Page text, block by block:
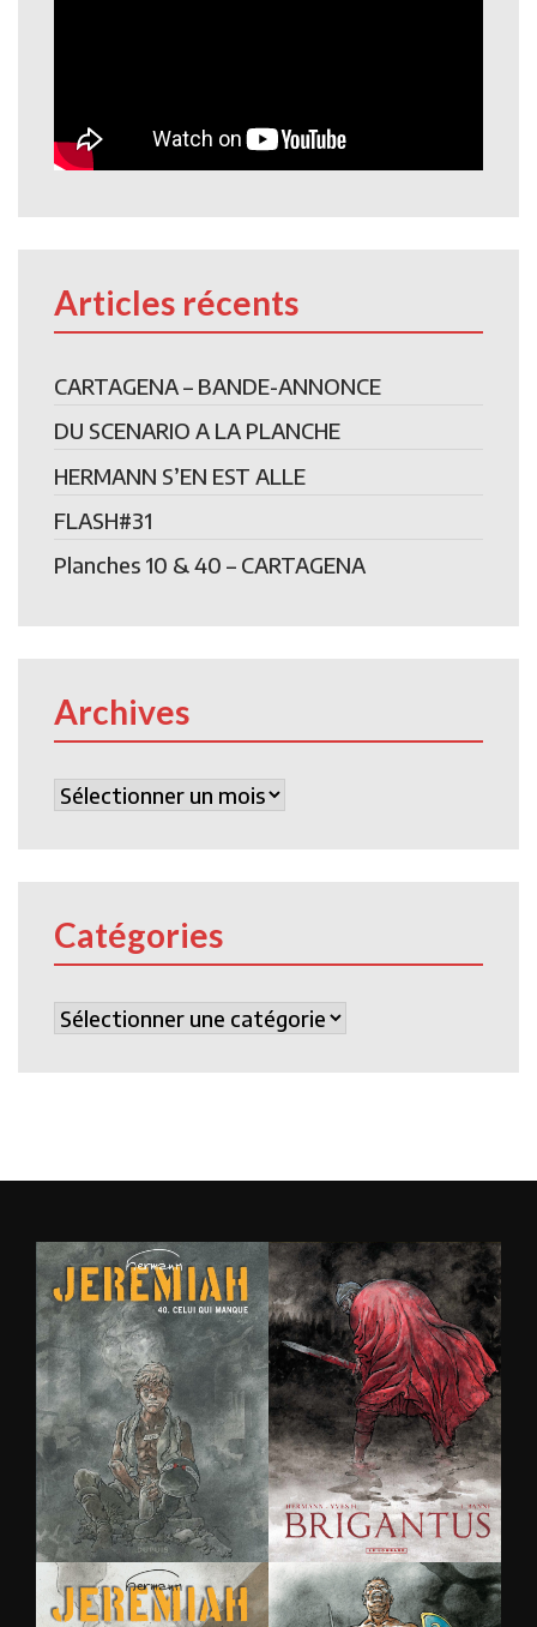
Articles récents
CARTAGENA – BANDE-ANNONCE
DU SCENARIO A LA PLANCHE
HERMANN S’EN EST ALLE
FLASH#31
Planches 10 & 40 – CARTAGENA
Archives
Archives
Catégories
Catégories